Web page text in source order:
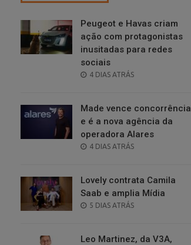
Peugeot e Havas criam
ação com protagonistas
inusitadas para redes
sociais
POSTED
4 DIAS ATRÁS
Made vence concorrência
e é a nova agência da
operadora Alares
POSTED
4 DIAS ATRÁS
Lovely contrata Camila
Saab e amplia Mídia
POSTED
5 DIAS ATRÁS
Leo Martinez, da V3A,